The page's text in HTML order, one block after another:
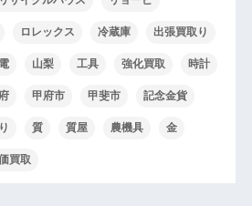
ロレックス 冷蔵庫 出張買取り
山梨 工具 強化買取 時計
甲府市 甲斐市 記念金貨
質 質屋 農機具 金
買取